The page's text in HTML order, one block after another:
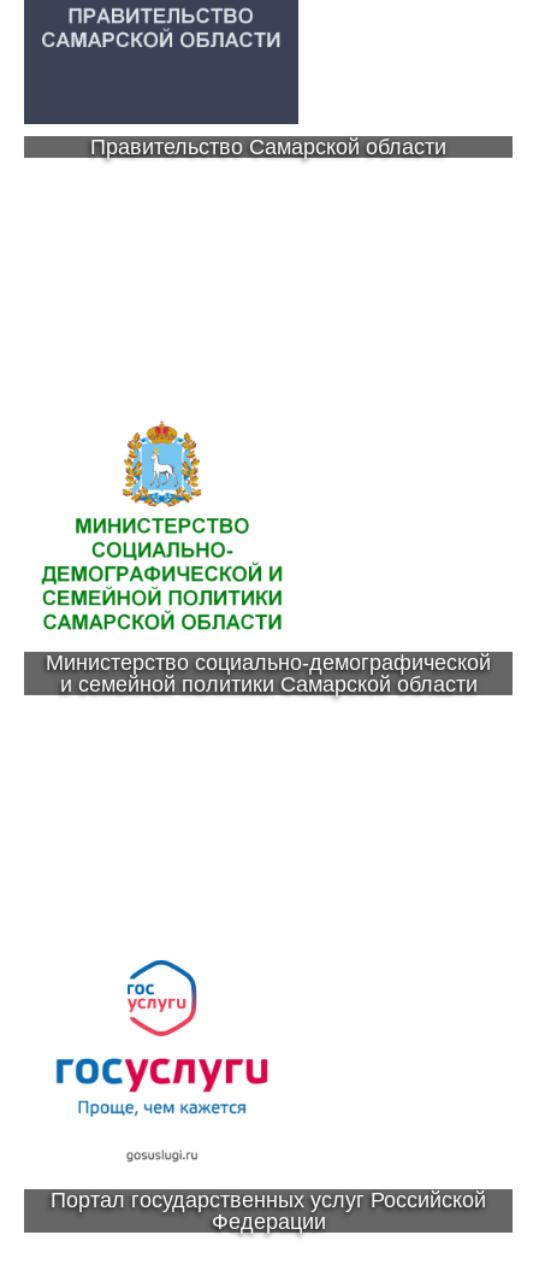
Правительство Самарской области
Министерство социально-демографической
и семейной политики Самарской области
Портал государственных услуг Российской
Федерации